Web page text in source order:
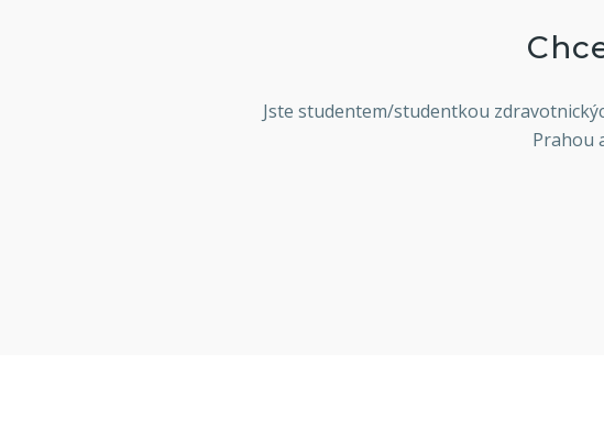
Jste studentem/studentkou
Prahou